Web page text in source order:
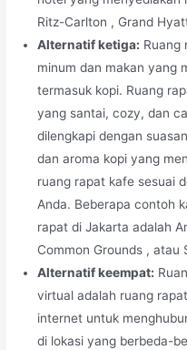
Ritz-Carlton , Grand
Alternatif ketiga: Ruang
minum dan makan yang
termasuk kopi. Ruang
yang santai, cozy, dan
dilengkapi dengan
dan aroma kopi yang
ruang rapat kafe sesuai
Anda. Beberapa contoh
rapat di Jakarta adalah
Common Grounds , atau
Alternatif keempat:
virtual adalah ruang
internet untuk
di lokasi yang berbeda-